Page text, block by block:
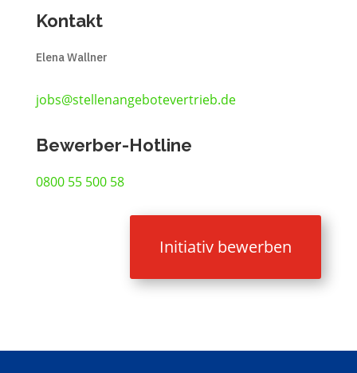
Kontakt
Elena Wallner
jobs@stellenangebotevertrieb.de
Bewerber-Hotline
0800 55 500 58
Initiativ bewerben